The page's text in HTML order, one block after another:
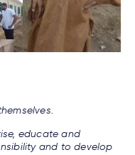
educate and
and to develop